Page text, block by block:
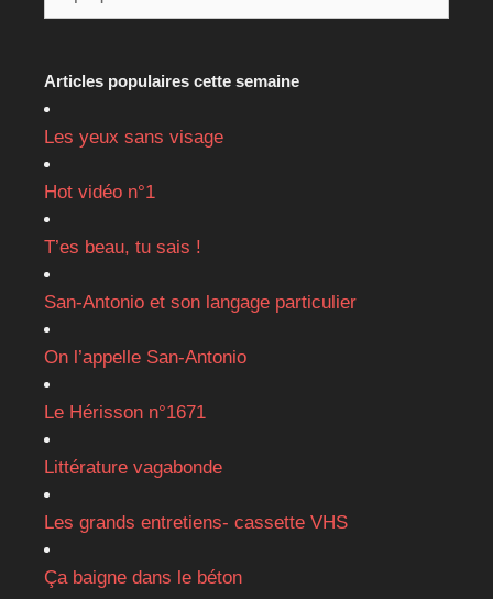
Articles populaires cette semaine
Les yeux sans visage
Hot vidéo n°1
T’es beau, tu sais !
San-Antonio et son langage particulier
On l’appelle San-Antonio
Le Hérisson n°1671
Littérature vagabonde
Les grands entretiens- cassette VHS
Ça baigne dans le béton